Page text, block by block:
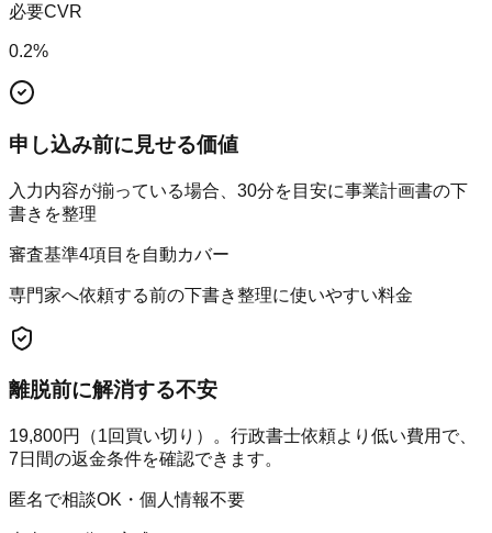
必要CVR
0.2%
申し込み前に見せる価値
入力内容が揃っている場合、30分を目安に事業計画書の下
書きを整理
審査基準4項目を自動カバー
専門家へ依頼する前の下書き整理に使いやすい料金
離脱前に解消する不安
19,800円（1回買い切り）。行政書士依頼より低い費用で、
7日間の返金条件を確認できます。
匿名で相談OK・個人情報不要